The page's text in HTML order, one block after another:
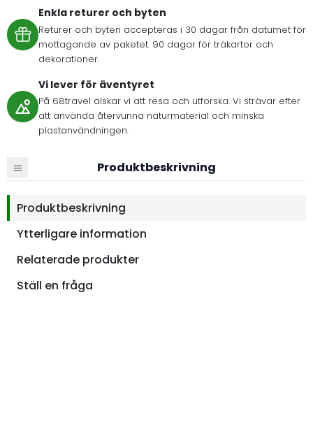
Enkla returer och byten
Returer och byten accepteras i 30 dagar från datumet för
mottagande av paketet. 90 dagar för träkartor och
dekorationer.
Vi lever för äventyret
På 68travel älskar vi att resa och utforska. Vi strävar efter
att använda återvunna naturmaterial och minska
plastanvändningen.
Produktbeskrivning
Produktbeskrivning
Ytterligare information
Relaterade produkter
Ställ en fråga